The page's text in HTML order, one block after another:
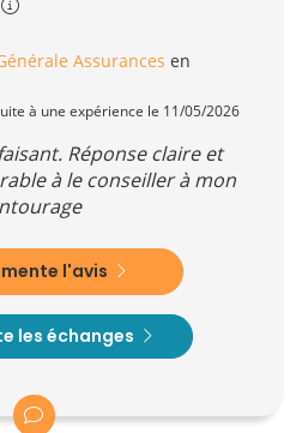
Assurances en
à une expérience le 11/05/2026
Réponse claire et
à le conseiller à mon
l'avis
les échanges